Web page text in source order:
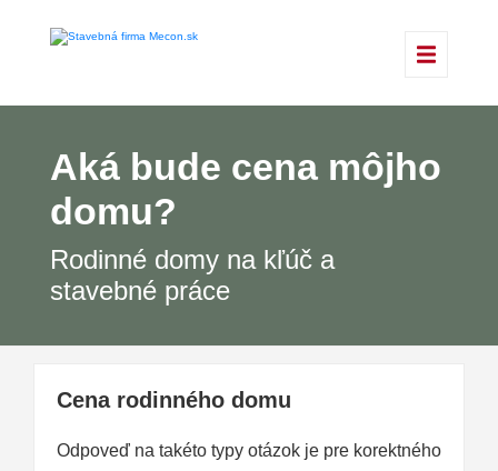
Aká bude cena môjho
domu?
Rodinné domy na kľúč a
stavebné práce
Cena rodinného domu
Odpoveď na takéto typy otázok je pre korektného